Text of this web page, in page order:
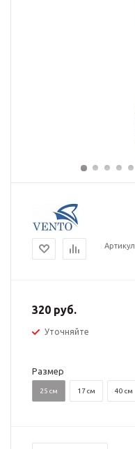
Артикул
320 руб.
Уточняйте
Размер
25 см 17 см 40 см